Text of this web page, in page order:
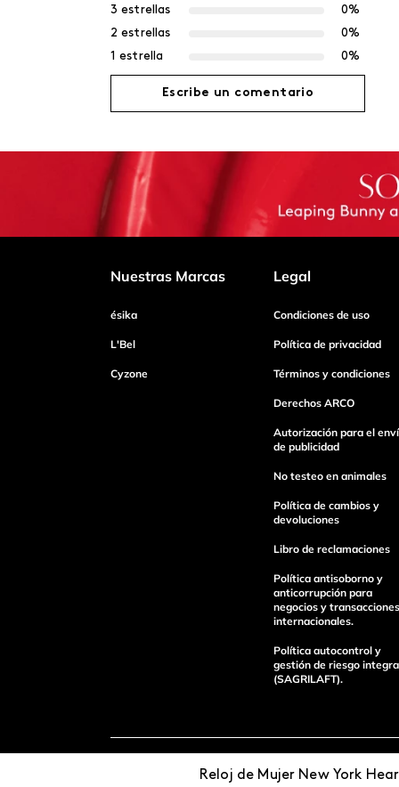
Reloj de Mujer New York
3 estrellas
0%
2 estrellas
0%
1 estrella
0%
Escribe un comentario
Agregar comentario
Título
Tu nombre
Enviar Comentario
Nuestras Marcas
ésika
L'Bel
Cyzone
Legal
Condiciones de uso
Política de privacidad
Términos y condiciones
Derechos ARCO
Autorización para el
de publicidad
No testeo en animales
Política de cambios y
devoluciones
Libro de reclamaciones
Política antisoborno y
anticorrupción para
negocios y transacciones
internacionales.
Política autocontrol y
gestión de riesgo
(SAGRILAFT).
Pagos 100%
Entregas a